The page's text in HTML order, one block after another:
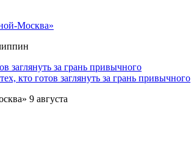
Москва»
кто готов заглянуть за грань привычного
9 августа